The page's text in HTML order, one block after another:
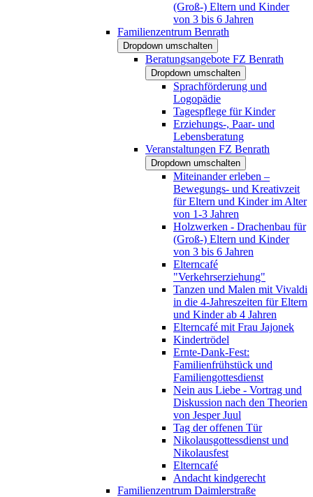
(Groß-) Eltern und Kinder
von 3 bis 6 Jahren
Familienzentrum Benrath
Dropdown umschalten
Beratungsangebote FZ Benrath
Dropdown umschalten
Sprachförderung und
Logopädie
Tagespflege für Kinder
Erziehungs-, Paar- und
Lebensberatung
Veranstaltungen FZ Benrath
Dropdown umschalten
Miteinander erleben –
Bewegungs- und Kreativzeit
für Eltern und Kinder im Alter
von 1-3 Jahren
Holzwerken - Drachenbau für
(Groß-) Eltern und Kinder
von 3 bis 6 Jahren
Elterncafé
"Verkehrserziehung"
Tanzen und Malen mit Vivaldi
in die 4-Jahreszeiten für Eltern
und Kinder ab 4 Jahren
Elterncafé mit Frau Jajonek
Kindertrödel
Ernte-Dank-Fest:
Familienfrühstück und
Familiengottesdienst
Nein aus Liebe - Vortrag und
Diskussion nach den Theorien
von Jesper Juul
Tag der offenen Tür
Nikolausgottessdienst und
Nikolausfest
Elterncafé
Andacht kindgerecht
Familienzentrum Daimlerstraße